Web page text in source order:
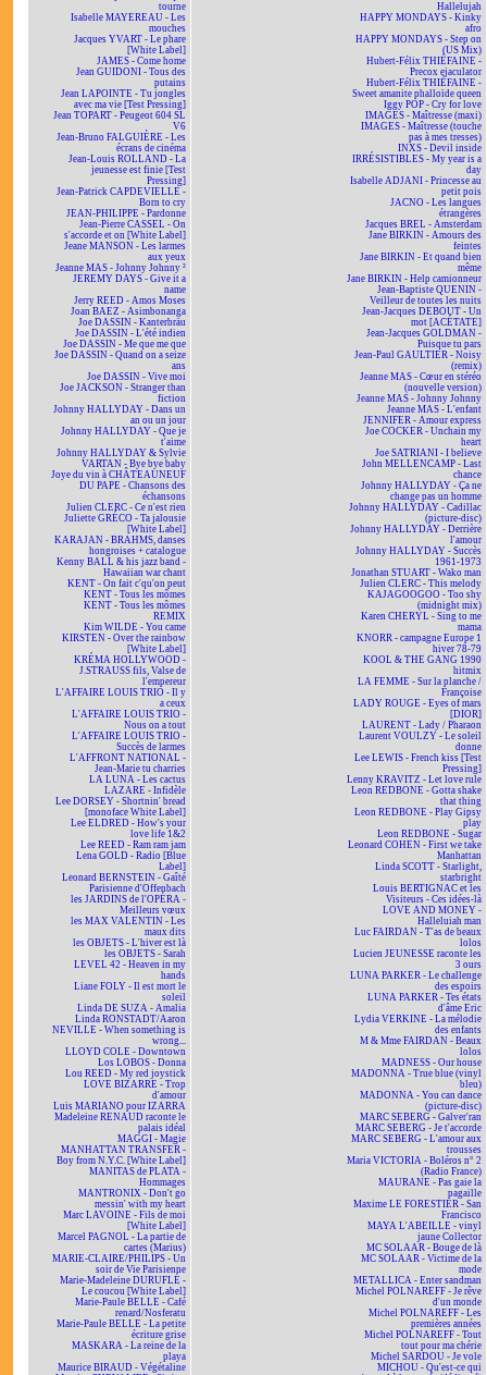
tourne
Isabelle MAYEREAU - Les
mouches
Jacques YVART - Le phare
[White Label]
JAMES - Come home
Jean GUIDONI - Tous des
putains
Jean LAPOINTE - Tu jongles
avec ma vie [Test Pressing]
Jean TOPART - Peugeot 604 SL
V6
Jean-Bruno FALGUIÈRE - Les
écrans de cinéma
Jean-Louis ROLLAND - La
jeunesse est finie [Test
Pressing]
Jean-Patrick CAPDEVIELLE -
Born to cry
JEAN-PHILIPPE - Pardonne
Jean-Pierre CASSEL - On
s'accorde et on [White Label]
Jeane MANSON - Les larmes
aux yeux
Jeanne MAS - Johnny Johnny ²
JEREMY DAYS - Give it a
name
Jerry REED - Amos Moses
Joan BAEZ - Asimbonanga
Joe DASSIN - Kanterbräu
Joe DASSIN - L'été indien
Joe DASSIN - Me que me que
Joe DASSIN - Quand on a seize
ans
Joe DASSIN - Vive moi
Joe JACKSON - Stranger than
fiction
Johnny HALLYDAY - Dans un
an ou un jour
Johnny HALLYDAY - Que je
t'aime
Johnny HALLYDAY & Sylvie
VARTAN - Bye bye baby
Joye du vin à CHÂTEAUNEUF
DU PAPE - Chansons des
échansons
Julien CLERC - Ce n'est rien
Juliette GRÉCO - Ta jalousie
[White Label]
KARAJAN - BRAHMS, danses
hongroises + catalogue
Kenny BALL & his jazz band -
Hawaiian war chant
KENT - On fait c'qu'on peut
KENT - Tous les mômes
KENT - Tous les mômes
REMIX
Kim WILDE - You came
KIRSTEN - Over the rainbow
[White Label]
KRÉMA HOLLYWOOD -
J.STRAUSS fils, Valse de
l'empereur
L'AFFAIRE LOUIS TRIO - Il y
a ceux
L'AFFAIRE LOUIS TRIO -
Nous on a tout
L'AFFAIRE LOUIS TRIO -
Succès de larmes
L'AFFRONT NATIONAL -
Jean-Marie tu charries
LA LUNA - Les cactus
LAZARE - Infidèle
Lee DORSEY - Shortnin' bread
[monoface White Label]
Lee ELDRED - How's your
love life 1&2
Lee REED - Ram ram jam
Lena GOLD - Radio [Blue
Label]
Leonard BERNSTEIN - Gaîté
Parisienne d'Offenbach
les JARDINS de l'OPÉRA -
Meilleurs vœux
les MAX VALENTIN - Les
maux dits
les OBJETS - L'hiver est là
les OBJETS - Sarah
LEVEL 42 - Heaven in my
hands
Liane FOLY - Il est mort le
soleil
Linda DE SUZA - Amalia
Linda RONSTADT/Aaron
NEVILLE - When something is
wrong...
LLOYD COLE - Downtown
Los LOBOS - Donna
Lou REED - My red joystick
LOVE BIZARRE - Trop
d'amour
Luis MARIANO pour IZARRA
Madeleine RENAUD raconte le
palais idéal
MAGGI - Magie
MANHATTAN TRANSFER -
Boy from N.Y.C. [White Label]
MANITAS de PLATA -
Hommages
MANTRONIX - Don't go
messin' with my heart
Marc LAVOINE - Fils de moi
[White Label]
Marcel PAGNOL - La partie de
cartes (Marius)
MARIE-CLAIRE/PHILIPS - Un
soir de Vie Parisienne
Marie-Madeleine DURUFLÉ -
Le coucou [White Label]
Marie-Paule BELLE - Café
renard/Nosferatu
Marie-Paule BELLE - La petite
écriture grise
MASKARA - La reine de la
playa
Maurice BIRAUD - Végétaline
Hallelujah
HAPPY MONDAYS - Kinky
afro
HAPPY MONDAYS - Step on
(US Mix)
Hubert-Félix THIÉFAINE -
Precox ejaculator
Hubert-Félix THIÉFAINE -
Sweet amanite phalloïde queen
Iggy POP - Cry for love
IMAGES - Maîtresse (maxi)
IMAGES - Maîtresse (touche
pas à mes tresses)
INXS - Devil inside
IRRÉSISTIBLES - My year is a
day
Isabelle ADJANI - Princesse au
petit pois
JACNO - Les langues
étrangères
Jacques BREL - Amsterdam
Jane BIRKIN - Amours des
feintes
Jane BIRKIN - Et quand bien
même
Jane BIRKIN - Help camionneur
Jean-Baptiste QUENIN -
Veilleur de toutes les nuits
Jean-Jacques DEBOUT - Un
mot [ACÉTATE]
Jean-Jacques GOLDMAN -
Puisque tu pars
Jean-Paul GAULTIER - Noisy
(remix)
Jeanne MAS - Cœur en stéréo
(nouvelle version)
Jeanne MAS - Johnny Johnny
Jeanne MAS - L'enfant
JENNIFER - Amour express
Joe COCKER - Unchain my
heart
Joe SATRIANI - I believe
John MELLENCAMP - Last
chance
Johnny HALLYDAY - Ça ne
change pas un homme
Johnny HALLYDAY - Cadillac
(picture-disc)
Johnny HALLYDAY - Derrière
l'amour
Johnny HALLYDAY - Succès
1961-1973
Jonathan STUART - Wako man
Julien CLERC - This melody
KAJAGOOGOO - Too shy
(midnight mix)
Karen CHERYL - Sing to me
mama
KNORR - campagne Europe 1
hiver 78-79
KOOL & THE GANG 1990
hitmix
LA FEMME - Sur la planche /
Françoise
LADY ROUGE - Eyes of mars
[DIOR]
LAURENT - Lady / Pharaon
Laurent VOULZY - Le soleil
donne
Lee LEWIS - French kiss [Test
Pressing]
Lenny KRAVITZ - Let love rule
Leon REDBONE - Gotta shake
that thing
Leon REDBONE - Play Gipsy
play
Leon REDBONE - Sugar
Leonard COHEN - First we take
Manhattan
Linda SCOTT - Starlight,
starbright
Louis BERTIGNAC et les
Visiteurs - Ces idées-là
LOVE AND MONEY -
Halleluiah man
Luc FAIRDAN - T'as de beaux
lolos
Lucien JEUNESSE raconte les
3 ours
LUNA PARKER - Le challenge
des espoirs
LUNA PARKER - Tes états
d'âme Eric
Lydia VERKINE - La mélodie
des enfants
M & Mme FAIRDAN - Beaux
lolos
MADNESS - Our house
MADONNA - True blue (vinyl
bleu)
MADONNA - You can dance
(picture-disc)
MARC SEBERG - Galver'ran
MARC SEBERG - Je t'accorde
MARC SEBERG - L'amour aux
trousses
Maria VICTORIA - Boléros n° 2
(Radio France)
MAURANE - Pas gaie la
pagaille
Maxime LE FORESTIER - San
Francisco
MAYA L'ABEILLE - vinyl
jaune Collector
MC SOLAAR - Bouge de là
MC SOLAAR - Victime de la
mode
METALLICA - Enter sandman
Michel POLNAREFF - Je rêve
d'un monde
Michel POLNAREFF - Les
premières années
Michel POLNAREFF - Tout
tout pour ma chérie
Michel SARDOU - Je vole
MICHOU - Qu'est-ce qui